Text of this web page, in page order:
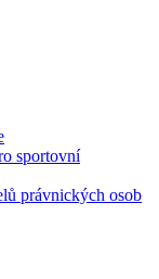
sportovní
právnických osob